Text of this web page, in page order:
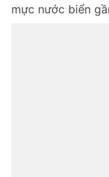
mực nước biển